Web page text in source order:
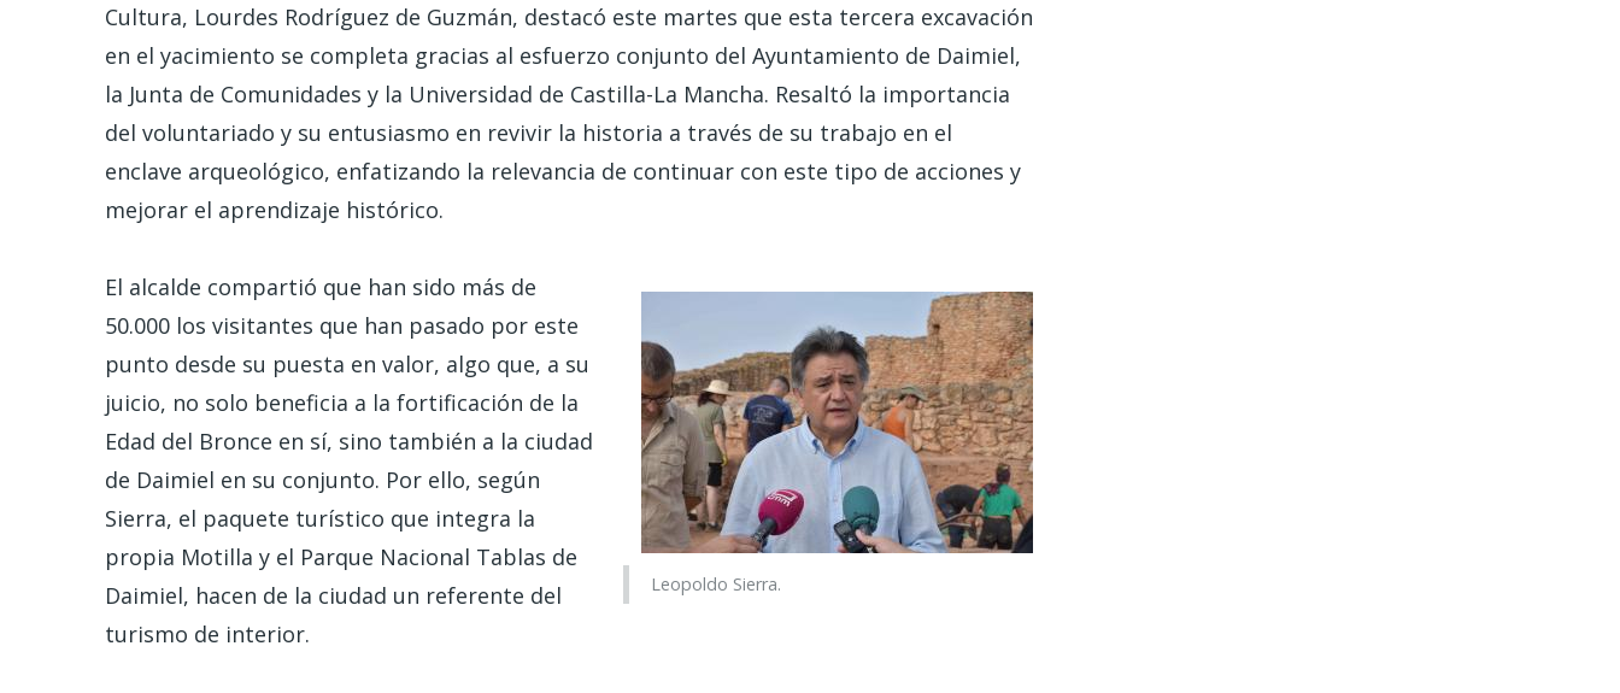
Cultura, Lourdes Rodríguez de Guzmán, destacó este martes que esta tercera excavación
en el yacimiento se completa gracias al esfuerzo conjunto del Ayuntamiento de Daimiel,
la Junta de Comunidades y la Universidad de Castilla-La Mancha. Resaltó la importancia
del voluntariado y su entusiasmo en revivir la historia a través de su trabajo en el
enclave arqueológico, enfatizando la relevancia de continuar con este tipo de acciones y
mejorar el aprendizaje histórico.
Leopoldo Sierra.
El alcalde compartió que han sido más de
50.000 los visitantes que han pasado por este
punto desde su puesta en valor, algo que, a su
juicio, no solo beneficia a la fortificación de la
Edad del Bronce en sí, sino también a la ciudad
de Daimiel en su conjunto. Por ello, según
Sierra, el paquete turístico que integra la
propia Motilla y el Parque Nacional Tablas de
Daimiel, hacen de la ciudad un referente del
turismo de interior.